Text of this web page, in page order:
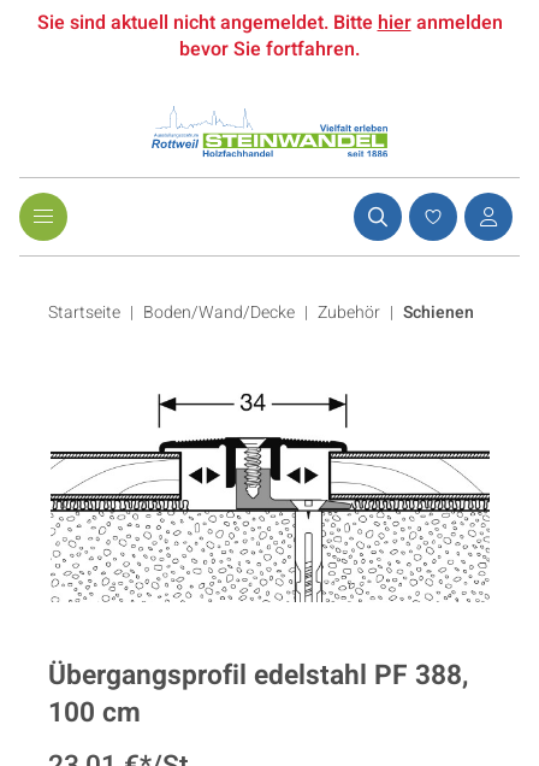
Sie sind aktuell nicht angemeldet. Bittehieranmelden
bevor Sie fortfahren.
Startseite Boden/Wand/Decke | Zubehör | Schienen
Übergangsprofil edelstahl PF 388,
100 cm